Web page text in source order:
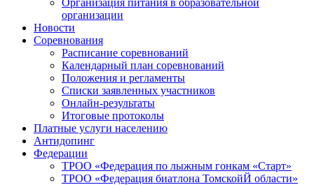
Организация питания в образовательной
организации
Новости
Соревнования
Расписание соревнований
Календарный план соревнований
Положения и регламенты
Списки заявленных участников
Онлайн-результаты
Итоговые протоколы
Платные услуги населению
Антидопинг
Федерации
ТРОО «Федерация по лыжным гонкам «Старт»
ТРОО «Федерация биатлона ТомскойЙ области»